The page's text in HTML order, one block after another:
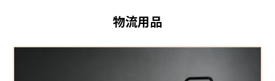
物流用品